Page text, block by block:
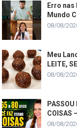
Erro nas
Mundo
08/08/
Meu
LEITE,
08/08/
COISAS
08/08/